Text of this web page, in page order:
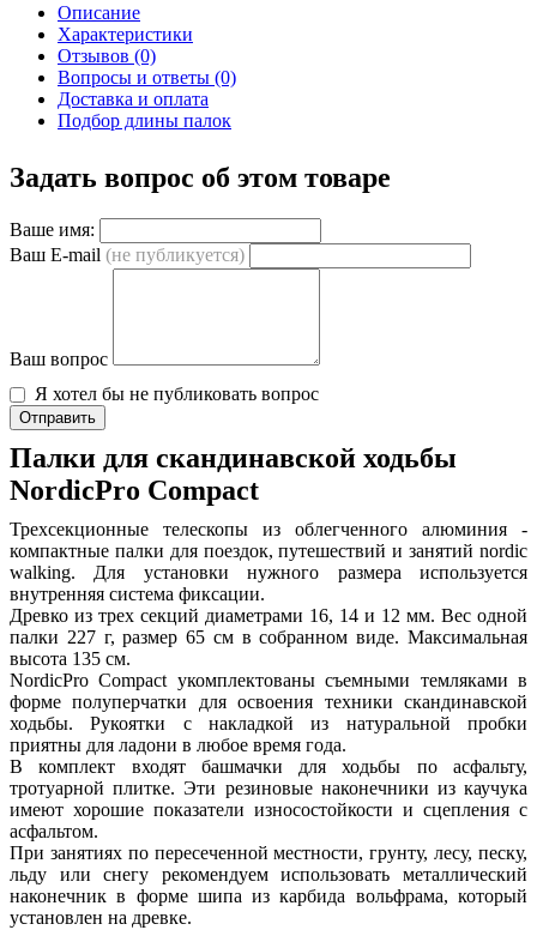
Описание
Характеристики
Отзывов (0)
Вопросы и ответы (0)
Доставка и оплата
Подбор длины палок
Задать вопрос об этом товаре
Ваше имя:
Ваш E-mail (не публикуется)
Ваш вопрос
Я хотел бы не публиковать вопрос
Отправить
Палки для скандинавской ходьбы
NordicPro Compact
Трехсекционные телескопы из облегченного алюминия -
компактные палки для поездок, путешествий и занятий nordic
walking. Для установки нужного размера используется
внутренняя система фиксации.
Древко из трех секций диаметрами 16, 14 и 12 мм. Вес одной
палки 227 г, размер 65 см в собранном виде. Максимальная
высота 135 см.
NordicPro Compact укомплектованы съемными темляками в
форме полуперчатки для освоения техники скандинавской
ходьбы. Рукоятки с накладкой из натуральной пробки
приятны для ладони в любое время года.
В комплект входят башмачки для ходьбы по асфальту,
тротуарной плитке. Эти резиновые наконечники из каучука
имеют хорошие показатели износостойкости и сцепления с
асфальтом.
При занятиях по пересеченной местности, грунту, лесу, песку,
льду или снегу рекомендуем использовать металлический
наконечник в форме шипа из карбида вольфрама, который
установлен на древке.